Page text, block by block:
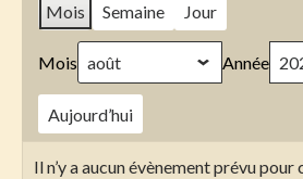
Mois Semaine Jour
Mois Année
Aujourd’hui
Il n’y a aucun évènement prévu